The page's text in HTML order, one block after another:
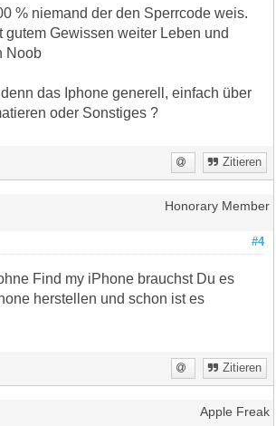
% niemand der den Sperrcode weis.
gutem Gewissen weiter Leben und
Noob
das Iphone generell, einfach über
oder Sonstiges ?
Zitieren
Honorary Member
#4
Find my iPhone brauchst Du es
herstellen und schon ist es
Zitieren
Apple Freak